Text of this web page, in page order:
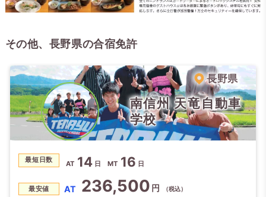
その他、長野県の合宿免許
長野県
南信州 天竜自動車
学校
最短日数 AT 14 日 MT 16 日
最安値 AT 236,500 円 （税込）